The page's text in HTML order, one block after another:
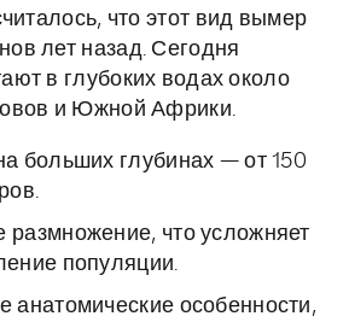
что этот вид вымер
лет назад. Сегодня
в глубоких водах около
и Южной Африки.
больших глубинах — от 150
размножение, что усложняет
популяции.
анатомические особенности,